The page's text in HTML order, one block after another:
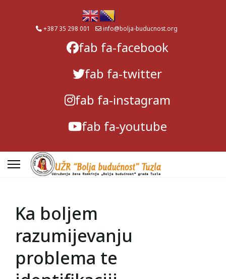
+387 35 298 001 info@bolja-buducnost.org
fab fa-facebook
fab fa-twitter
fab fa-instagram
fab fa-youtube
Ka boljem
razumijevanju
problema te